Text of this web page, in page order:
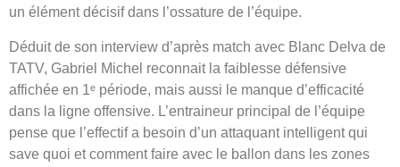
un élément décisif dans l’ossature de l’équipe.
Déduit de son interview d’après match avec Blanc Delva de
TATV, Gabriel Michel reconnait la faiblesse défensive
affichée en 1ᵉ période, mais aussi le manque d’efficacité
dans la ligne offensive. L’entraineur principal de l’équipe
pense que l’effectif a besoin d’un attaquant intelligent qui
save quoi et comment faire avec le ballon dans les zones